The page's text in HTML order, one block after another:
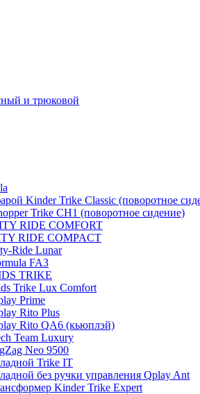
и трюковой
Kinder Trike Classic (поворотное
Trike CH1 (поворотное сидение)
RIDE COMFORT
RIDE COMPACT
Ride Lunar
FA3
TRIKE
Trike Lux Comfort
Prime
Rito Plus
Rito QA6 (кьюплэй)
Team Luxury
Neo 9500
Trike IT
без ручки управления Qplay Ant
Kinder Trike Expert